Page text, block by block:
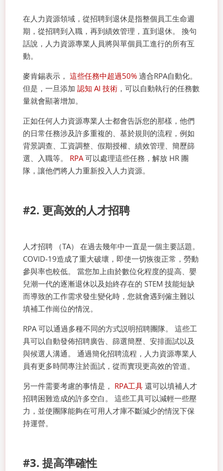
在人力資源領域，從招聘到退休是指整個員工生命週
期，從招聘到入職，再到績效管理，直到退休。 換句
話說，人力資源專業人員將與單個員工進行的所有互
動。
麥肯錫表示， 這些任務中超過50% 適合RPA自動化。
但是，一旦添加認知 AI 技術 ，可以自動執行的任務數
量就會顯著增加。
正如任何人力資源專業人士都會告訴您的那樣，他們
的日常任務涉及許多重複的、基於規則的流程，例如
背景調查、工資調整、假期授權、績效管理、簡歷篩
選、入職等。 RPA可以處理這些任務，解放 HR 團
隊，讓他們將人力重新投入人力資源。
#2. 更高效的人才招聘
人才招聘 （TA） 在過去幾年中一直是一個主要話題。
COVID-19造成了重大破壞，即使一切恢復正常，勞動
參與率也較低。 當您加上由於數位化程度的提高、嬰
兒潮一代的逐漸退休以及始終存在的 STEM 技能短缺
而導致的工作需求發生變化時，您就會遇到僱主難以
填補工作崗位的情況。
RPA 可以通過多種不同的方式説明招聘團隊。 這些工
具可以自動發佈招聘廣告、篩選簡歷、安排面試以及
與候選人溝通。 通過簡化招聘流程，人力資源專業人
員有更多時間專注於面試，從而實現更高效的管道。
另一件需要考慮的事情是， RPA工具 還可以填補人才
招聘困難造成的許多空白。 這些工具可以減輕一些壓
力，並使團隊能夠在可用人才庫不斷減少的情況下保
持運營。
#3. 提高準確性